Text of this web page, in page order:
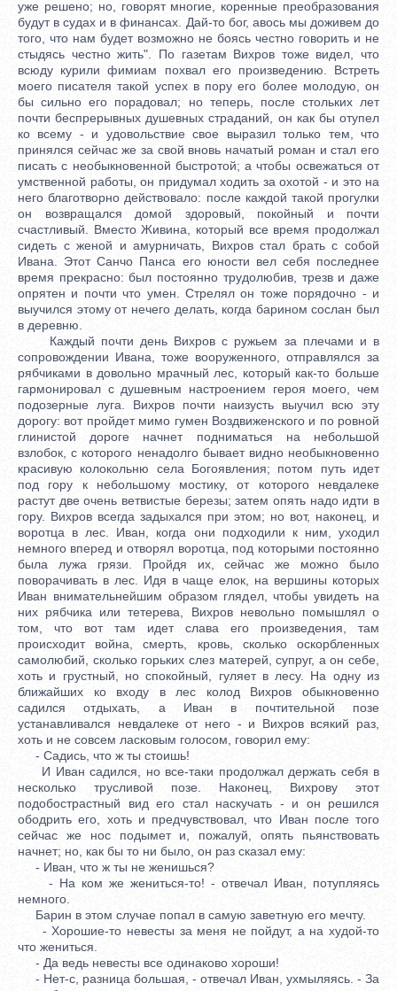
уже решено; но, говорят многие, коренные преобразования
будут в судах и в финансах. Дай-то бог, авось мы доживем до
того, что нам будет возможно не боясь честно говорить и не
стыдясь честно жить". По газетам Вихров тоже видел, что
всюду курили фимиам похвал его произведению. Встреть
моего писателя такой успех в пору его более молодую, он
бы сильно его порадовал; но теперь, после стольких лет
почти беспрерывных душевных страданий, он как бы отупел
ко всему - и удовольствие свое выразил только тем, что
принялся сейчас же за свой вновь начатый роман и стал его
писать с необыкновенной быстротой; а чтобы освежаться от
умственной работы, он придумал ходить за охотой - и это на
него благотворно действовало: после каждой такой прогулки
он возвращался домой здоровый, покойный и почти
счастливый. Вместо Живина, который все время продолжал
сидеть с женой и амурничать, Вихров стал брать с собой
Ивана. Этот Санчо Панса его юности вел себя последнее
время прекрасно: был постоянно трудолюбив, трезв и даже
опрятен и почти что умен. Стрелял он тоже порядочно - и
выучился этому от нечего делать, когда барином сослан был
в деревню.
Каждый почти день Вихров с ружьем за плечами и в
сопровождении Ивана, тоже вооруженного, отправлялся за
рябчиками в довольно мрачный лес, который как-то больше
гармонировал с душевным настроением героя моего, чем
подозерные луга. Вихров почти наизусть выучил всю эту
дорогу: вот пройдет мимо гумен Воздвиженского и по ровной
глинистой дороге начнет подниматься на небольшой
взлобок, с которого ненадолго бывает видно необыкновенно
красивую колокольню села Богоявления; потом путь идет
под гору к небольшому мостику, от которого невдалеке
растут две очень ветвистые березы; затем опять надо идти в
гору. Вихров всегда задыхался при этом; но вот, наконец, и
воротца в лес. Иван, когда они подходили к ним, уходил
немного вперед и отворял воротца, под которыми постоянно
была лужа грязи. Пройдя их, сейчас же можно было
поворачивать в лес. Идя в чаще елок, на вершины которых
Иван внимательнейшим образом глядел, чтобы увидеть на
них рябчика или тетерева, Вихров невольно помышлял о
том, что вот там идет слава его произведения, там
происходит война, смерть, кровь, сколько оскорбленных
самолюбий, сколько горьких слез матерей, супруг, а он себе,
хоть и грустный, но спокойный, гуляет в лесу. На одну из
ближайших ко входу в лес колод Вихров обыкновенно
садился отдыхать, а Иван в почтительной позе
устанавливался невдалеке от него - и Вихров всякий раз,
хоть и не совсем ласковым голосом, говорил ему:
- Садись, что ж ты стоишь!
И Иван садился, но все-таки продолжал держать себя в
несколько трусливой позе. Наконец, Вихрову этот
подобострастный вид его стал наскучать - и он решился
ободрить его, хоть и предчувствовал, что Иван после того
сейчас же нос подымет и, пожалуй, опять пьянствовать
начнет; но, как бы то ни было, он раз сказал ему:
- Иван, что ж ты не женишься?
- На ком же жениться-то! - отвечал Иван, потупляясь
немного.
Барин в этом случае попал в самую заветную его мечту.
- Хорошие-то невесты за меня не пойдут, а на худой-то
что жениться.
- Да ведь невесты все одинаково хороши!
- Нет-с, разница большая, - отвечал Иван, ухмыляясь. - За